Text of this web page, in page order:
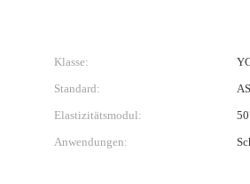
Klasse:
Standard:
Elastizitätsmodul:
Anwendungen: